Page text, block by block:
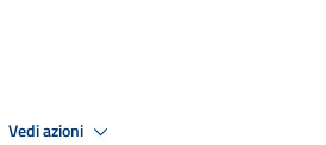
Vedi azioni